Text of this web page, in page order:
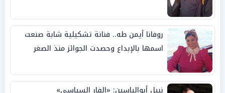
روفانا أيمن طه.. فنانة تشكيلية شابة صنعت
اسمها بالإبداع وحصدت الجوائز منذ الصغر
نبيل أبوالياسين: «الفار السياسي»